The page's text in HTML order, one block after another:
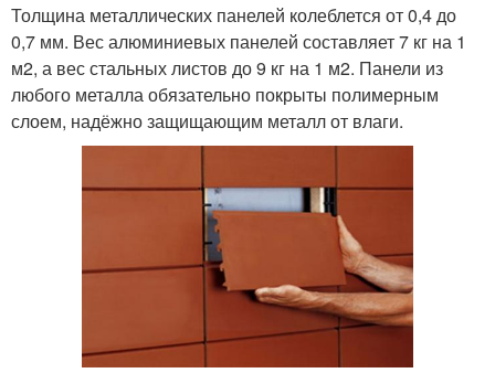
Толщина металлических панелей колеблется от 0,4 до
0,7 мм. Вес алюминиевых панелей составляет 7 кг на 1
м2, а вес стальных листов до 9 кг на 1 м2. Панели из
любого металла обязательно покрыты полимерным
слоем, надёжно защищающим металл от влаги.